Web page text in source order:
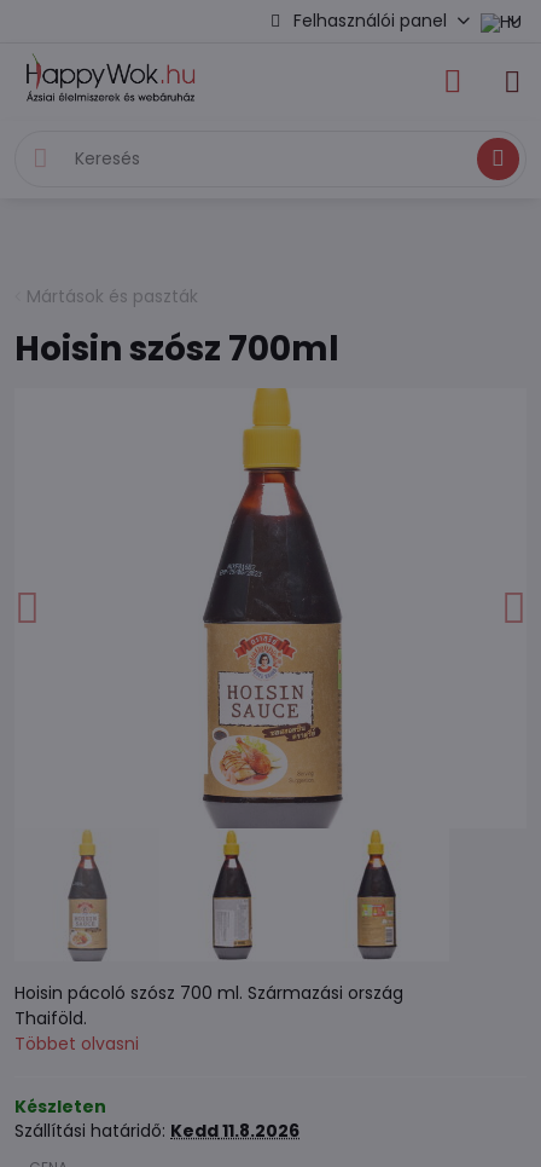
Felhasználói panel
Keresés
Mártások és paszták
Hoisin szósz 700ml
Hoisin pácoló szósz 700 ml. Származási ország
Thaiföld.
Többet olvasni
Készleten
Szállítási határidő: Kedd11.8.2026